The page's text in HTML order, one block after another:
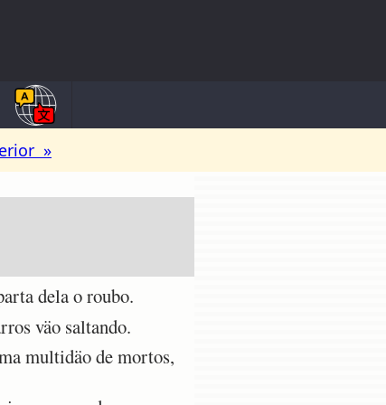
»
dela o roubo.
väo saltando.
multidäo de mortos,